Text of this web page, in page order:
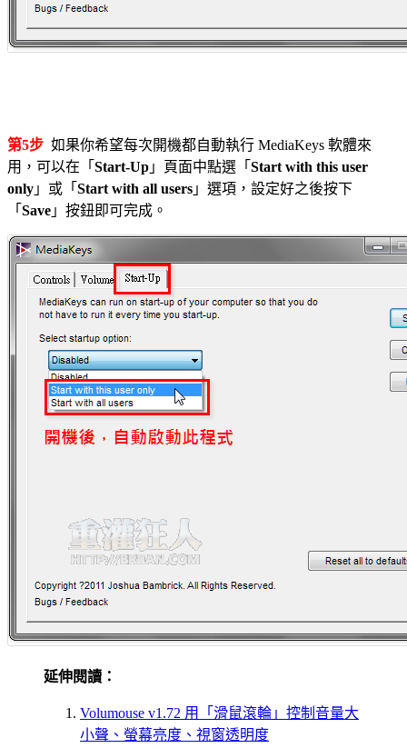
第5步 如果你希望每次開機都自動執行 MediaKeys 軟體來
用，可以在「 Start-Up 」頁面中點選「 Start with this user
only 」或「 Start with all users 」選項，設定好之後按下
「 Save 」按鈕即可完成。
延伸閱讀：
Volumouse v1.72 用「滑鼠滾輪」控制音量大
小聲、螢幕亮度、視窗透明度